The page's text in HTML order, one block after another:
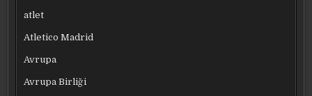
atlet
Atletico Madrid
Avrupa
Avrupa Birliği